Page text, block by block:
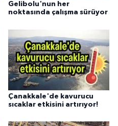
Gelibolu'nun her
noktasında çalışma sürüyor
Çanakkale'de kavurucu
sıcaklar etkisini artırıyor!